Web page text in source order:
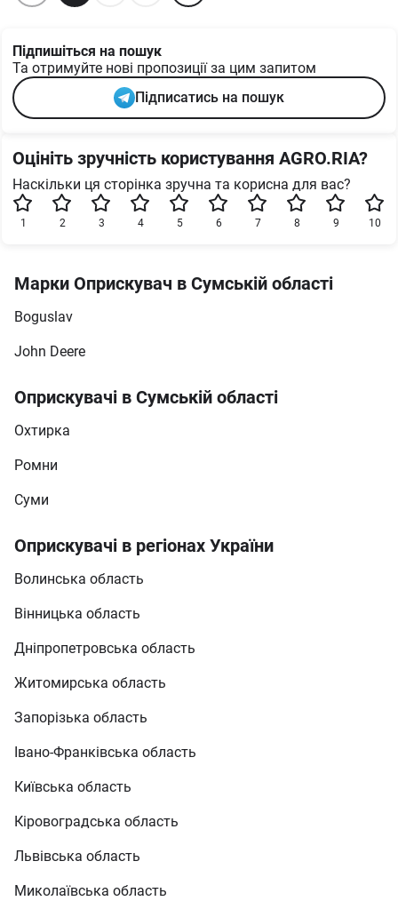
Підпишіться на пошук
Та отримуйте нові пропозиції за цим запитом
Підписатись на пошук
Оцініть зручність користування AGRO.RIA?
Наскільки ця сторінка зручна та корисна для вас?
10
9
8
7
6
5
4
3
2
1
Марки Оприскувач в Сумській області
Boguslav
John Deere
Оприскувачі в Сумській області
Охтирка
Ромни
Суми
Оприскувачі в регіонах України
Волинська область
Вінницька область
Дніпропетровська область
Житомирська область
Запорізька область
Івано-Франківська область
Київська область
Кіровоградська область
Львівська область
Миколаївська область